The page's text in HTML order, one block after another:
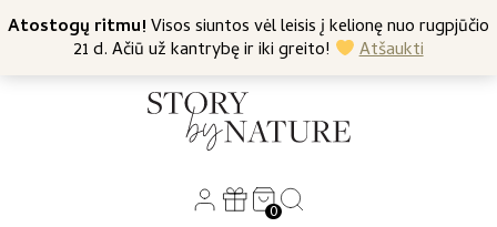
Atostogų ritmu!Visos siuntos vėl leisis į kelionę nuo rugpjūčio
21 d. Ačiū už kantrybę ir iki greito!
Atšaukti
Nemokamas siuntimas nuo 45 Eur +370 682 57369
0